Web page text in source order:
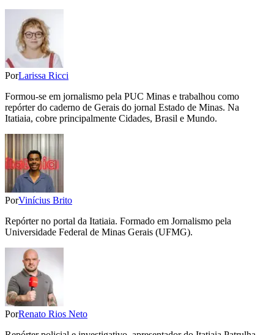
PorLarissa Ricci
Formou-se em jornalismo pela PUC Minas e trabalhou como
repórter do caderno de Gerais do jornal Estado de Minas. Na
Itatiaia, cobre principalmente Cidades, Brasil e Mundo.
PorVinícius Brito
Repórter no portal da Itatiaia. Formado em Jornalismo pela
Universidade Federal de Minas Gerais (UFMG).
PorRenato Rios Neto